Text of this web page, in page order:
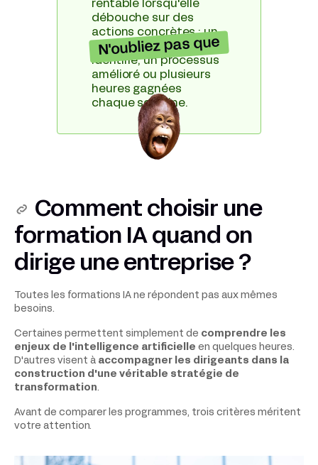
rentable lorsqu'elle
débouche sur des
actions concrètes : un
premier cas d'usage
identifié, un processus
amélioré ou plusieurs
heures gagnées
chaque semaine.
N'oubliez pas que
Comment choisir une
formation IA quand on
dirige une entreprise ?
Toutes les formations IA ne répondent pas aux mêmes
besoins.
Certaines permettent simplement de comprendre les
enjeux de l'intelligence artificielle en quelques heures.
D'autres visent à accompagner les dirigeants dans la
construction d'une véritable stratégie de
transformation.
Avant de comparer les programmes, trois critères méritent
votre attention.